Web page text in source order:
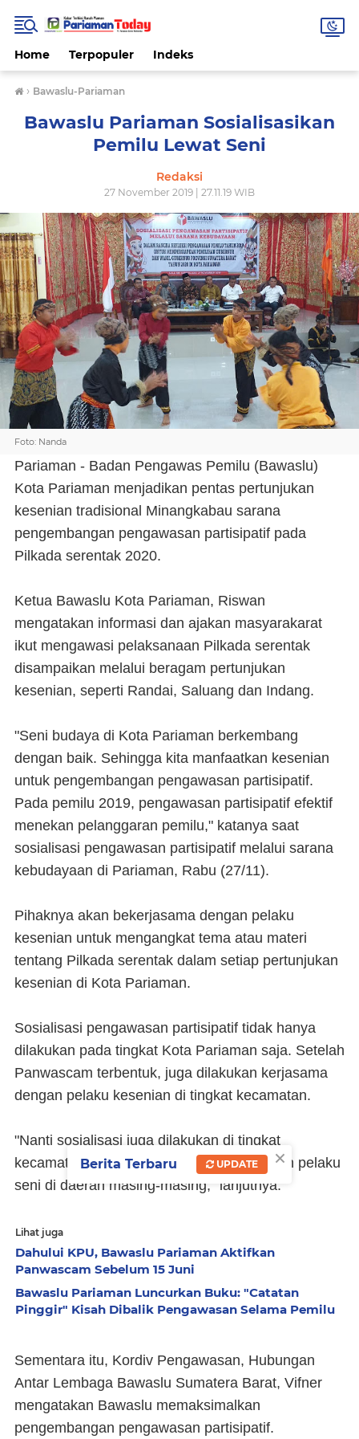
Home Terpopuler Indeks
› Bawaslu-Pariaman
Bawaslu Pariaman Sosialisasikan
Pemilu Lewat Seni
Redaksi
27 November 2019 | 27.11.19 WIB
Foto: Nanda
Pariaman - Badan Pengawas Pemilu (Bawaslu)
Kota Pariaman menjadikan pentas pertunjukan
kesenian tradisional Minangkabau sarana
pengembangan pengawasan partisipatif pada
Pilkada serentak 2020.
Ketua Bawaslu Kota Pariaman, Riswan
mengatakan informasi dan ajakan masyarakarat
ikut mengawasi pelaksanaan Pilkada serentak
disampaikan melalui beragam pertunjukan
kesenian, seperti Randai, Saluang dan Indang.
"Seni budaya di Kota Pariaman berkembang
dengan baik. Sehingga kita manfaatkan kesenian
untuk pengembangan pengawasan partisipatif.
Pada pemilu 2019, pengawasan partisipatif efektif
menekan pelanggaran pemilu," katanya saat
sosialisasi pengawasan partisipatif melalui sarana
kebudayaan di Pariaman, Rabu (27/11).
Pihaknya akan bekerjasama dengan pelaku
kesenian untuk mengangkat tema atau materi
tentang Pilkada serentak dalam setiap pertunjukan
kesenian di Kota Pariaman.
Sosialisasi pengawasan partisipatif tidak hanya
dilakukan pada tingkat Kota Pariaman saja. Setelah
Panwascam terbentuk, juga dilakukan kerjasama
dengan pelaku kesenian di tingkat kecamatan.
"Nanti sosialisasi juga dilakukan di tingkat
kecamatan. Panwascam kerjasama dengan pelaku
seni di daerah masing-masing," lanjutnya.
Lihat juga
Dahului KPU, Bawaslu Pariaman Aktifkan
Panwascam Sebelum 15 Juni
Bawaslu Pariaman Luncurkan Buku: "Catatan
Pinggir" Kisah Dibalik Pengawasan Selama Pemilu
Sementara itu, Kordiv Pengawasan, Hubungan
Antar Lembaga Bawaslu Sumatera Barat, Vifner
mengatakan Bawaslu memaksimalkan
pengembangan pengawasan partisipatif.
×
Berita Terbaru UPDATE